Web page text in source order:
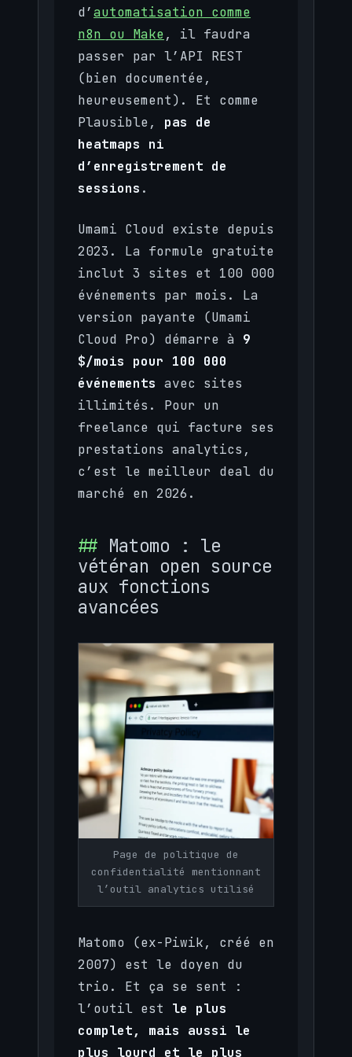
d’automatisation comme
n8n ou Make, il faudra
passer par l’API REST
(bien documentée,
heureusement). Et comme
Plausible, pas de
heatmaps ni
d’enregistrement de
sessions .
Umami Cloud existe depuis
2023. La formule gratuite
inclut 3 sites et 100 000
événements par mois. La
version payante (Umami
Cloud Pro) démarre à 9
$/mois pour 100 000
événements avec sites
illimités. Pour un
freelance qui facture ses
prestations analytics,
c’est le meilleur deal du
marché en 2026.
Matomo : le
vétéran open source
aux fonctions
avancées
Page de politique de
confidentialité mentionnant
l’outil analytics utilisé
Matomo (ex-Piwik, créé en
2007) est le doyen du
trio. Et ça se sent :
l’outil est le plus
complet, mais aussi le
plus lourd et le plus